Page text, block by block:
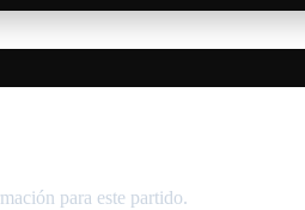
para este partido.